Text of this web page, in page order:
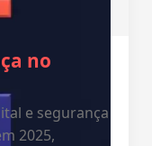
no
e segurança
2025,